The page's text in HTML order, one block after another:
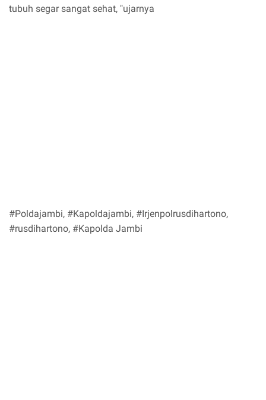
tubuh segar sangat sehat, "ujarnya
#Poldajambi, #Kapoldajambi, #Irjenpolrusdihartono,
#rusdihartono, #Kapolda Jambi